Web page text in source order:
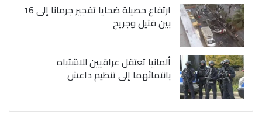
ارتفاع حصيلة ضحايا تفجير جرمانا إلى 16
بين قتيل وجريح
ألمانيا تعتقل عراقيين للاشتباه
بانتمائهما إلى تنظيم داعش